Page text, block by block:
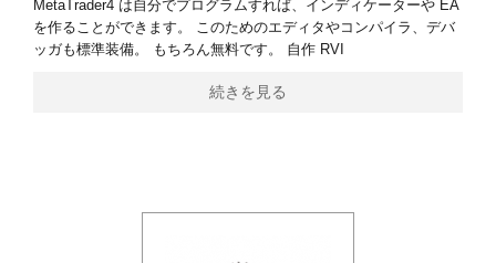
MetaTrader4 は自分でプログラムすれば、インディケーターや EA
を作ることができます。 このためのエディタやコンパイラ、デバ
ッガも標準装備。 もちろん無料です。 自作 RVI
続きを見る